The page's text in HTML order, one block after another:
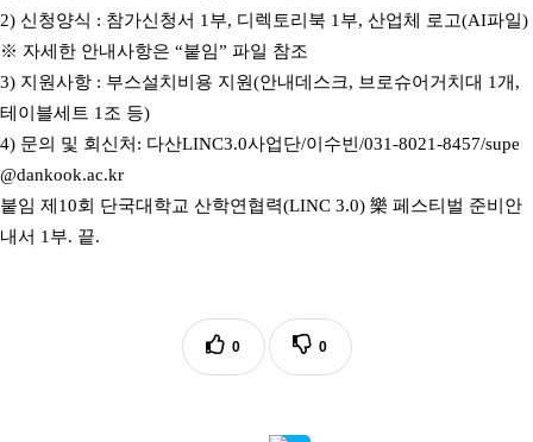
2) 신청양식 : 참가신청서 1 부, 디렉토리북 1 부, 산업체 로고(AI파일)
※ 자세한 안내사항은 “붙임” 파일 참조
3) 지원사항 : 부스설치비용 지원(안내데스크, 브로슈어거치대 1 개 ,
테이블세트 1 조 등)
4) 문의 및 회신처: 다산LINC3.0사업단/이수빈 /031-8021-8457/supe
@dankook.ac.kr
붙임 제 10회 단국대학교 산학연협력(LINC 3.0) 樂 페스티벌 준비안
내서 1 부. 끝.
0 0